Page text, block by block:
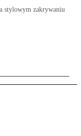
stylowym zakrywaniu